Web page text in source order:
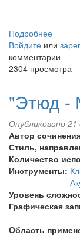
Подробнее
"Этюд
-
Войдите или
комментарии
2304 просмотра
"Этюд -
Опубликовано
Автор
Стиль,
Количество
Инструменты:
Уровень
Графическая
Область